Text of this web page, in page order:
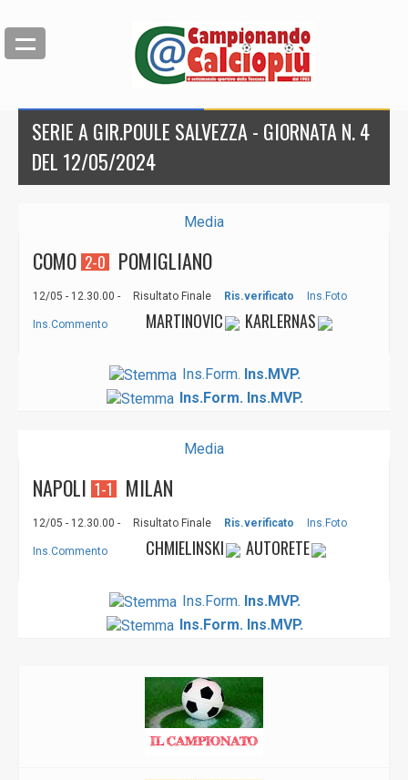
SERIE A GIR.POULE SALVEZZA - GIORNATA N. 4
DEL 12/05/2024
Media
COMO 2-0 POMIGLIANO
12/05 - 12.30.00 - Risultato Finale Ris.verificato Ins.Foto
Ins.Commento MARTINOVIC KARLERNAS
Ins.Form. Ins.MVP.
Ins.Form. Ins.MVP.
Media
NAPOLI 1-1 MILAN
12/05 - 12.30.00 - Risultato Finale Ris.verificato Ins.Foto
Ins.Commento CHMIELINSKI AUTORETE
Ins.Form. Ins.MVP.
Ins.Form. Ins.MVP.